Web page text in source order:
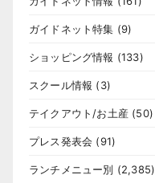
ガイドネット特集 (9)
ショッピング情報 (133)
スクール情報 (3)
テイクアウト/お土産 (50)
プレス発表会 (91)
ランチメニュー別 (2,385)